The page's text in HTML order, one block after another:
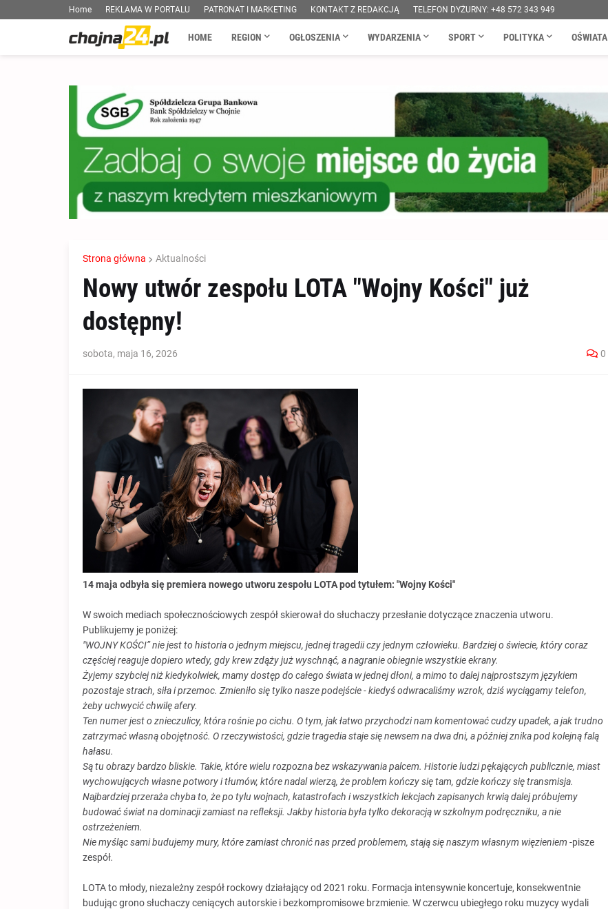
Home REKLAMA W PORTALU PATRONAT I MARKETING KONTAKT Z REDAKCJĄ TELEFON DYŻURNY: +48 572 343 949
HOME REGION OGŁOSZENIA WYDARZENIA SPORT POLITYKA OŚWIATA
Strona główna Aktualności
Nowy utwór zespołu LOTA "Wojny Kości" już
dostępny!
sobota, maja 16, 2026 0
14 maja odbyła się premiera nowego utworu zespołu LOTA pod tytułem: "Wojny Kości"
W swoich mediach społecznościowych zespół skierował do słuchaczy przesłanie dotyczące znaczenia utworu.
Publikujemy je poniżej:
"WOJNY KOŚCI” nie jest to historia o jednym miejscu, jednej tragedii czy jednym człowieku. Bardziej o świecie, który coraz
częściej reaguje dopiero wtedy, gdy krew zdąży już wyschnąć, a nagranie obiegnie wszystkie ekrany.
Żyjemy szybciej niż kiedykolwiek, mamy dostęp do całego świata w jednej dłoni, a mimo to dalej najprostszym językiem
pozostaje strach, siła i przemoc. Zmieniło się tylko nasze podejście - kiedyś odwracaliśmy wzrok, dziś wyciągamy telefon,
żeby uchwycić chwilę afery.
Ten numer jest o znieczulicy, która rośnie po cichu. O tym, jak łatwo przychodzi nam komentować cudzy upadek, a jak trudno
zatrzymać własną obojętność. O rzeczywistości, gdzie tragedia staje się newsem na dwa dni, a później znika pod kolejną falą
hałasu.
Są tu obrazy bardzo bliskie. Takie, które wielu rozpozna bez wskazywania palcem. Historie ludzi pękających publicznie, miast
wychowujących własne potwory i tłumów, które nadal wierzą, że problem kończy się tam, gdzie kończy się transmisja.
Najbardziej przeraża chyba to, że po tylu wojnach, katastrofach i wszystkich lekcjach zapisanych krwią dalej próbujemy
budować świat na dominacji zamiast na refleksji. Jakby historia była tylko dekoracją w szkolnym podręczniku, a nie
ostrzeżeniem.
Nie myśląc sami budujemy mury, które zamiast chronić nas przed problemem, stają się naszym własnym więzieniem -pisze
zespół.
LOTA to młody, niezależny zespół rockowy działający od 2021 roku. Formacja intensywnie koncertuje, konsekwentnie
budując grono słuchaczy ceniących autorskie i bezkompromisowe brzmienie. W czerwcu ubiegłego roku muzycy wydali